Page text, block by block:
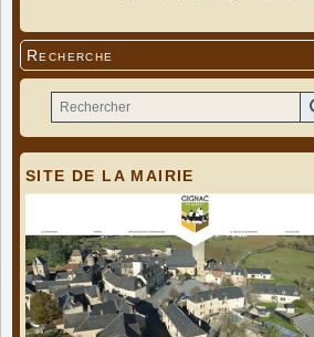
Recherche
SITE DE LA MAIRIE